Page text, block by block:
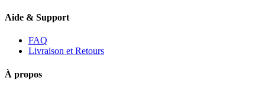
Aide & Support
FAQ
Livraison et Retours
À propos